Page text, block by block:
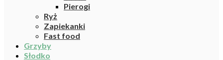
Pierogi
Ryż
Zapiekanki
Fast food
Grzyby
Słodko